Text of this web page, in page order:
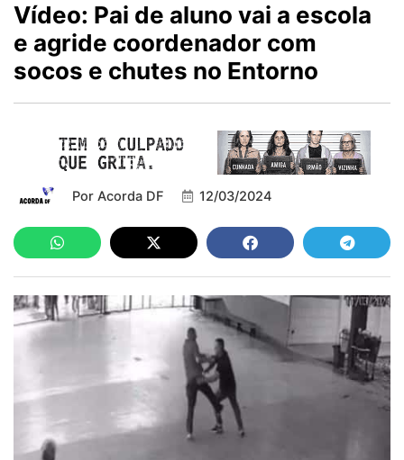
Vídeo: Pai de aluno vai a escola
e agride coordenador com
socos e chutes no Entorno
Por Acorda DF 12/03/2024